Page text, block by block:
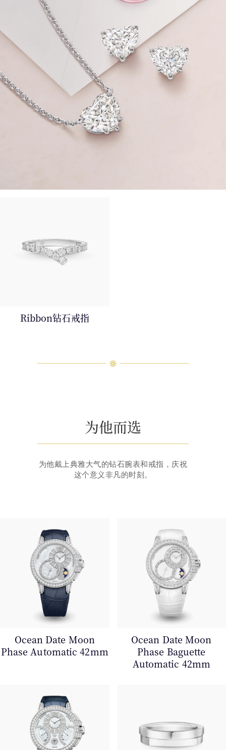
Ribbon钻石戒指
为他而选
为他戴上典雅大气的钻石腕表和戒指，庆祝
这个意义非凡的时刻。
Ocean Date Moon
Phase Automatic 42mm
Ocean Date Moon
Phase Baguette
Automatic 42mm